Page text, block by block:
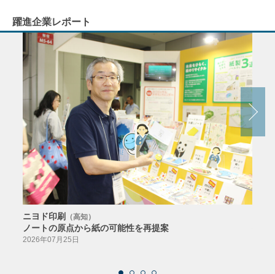
躍進企業レポート
ニヨド印刷 （高知）
ノートの原点から紙の可能性を再提案
2026年07月25日